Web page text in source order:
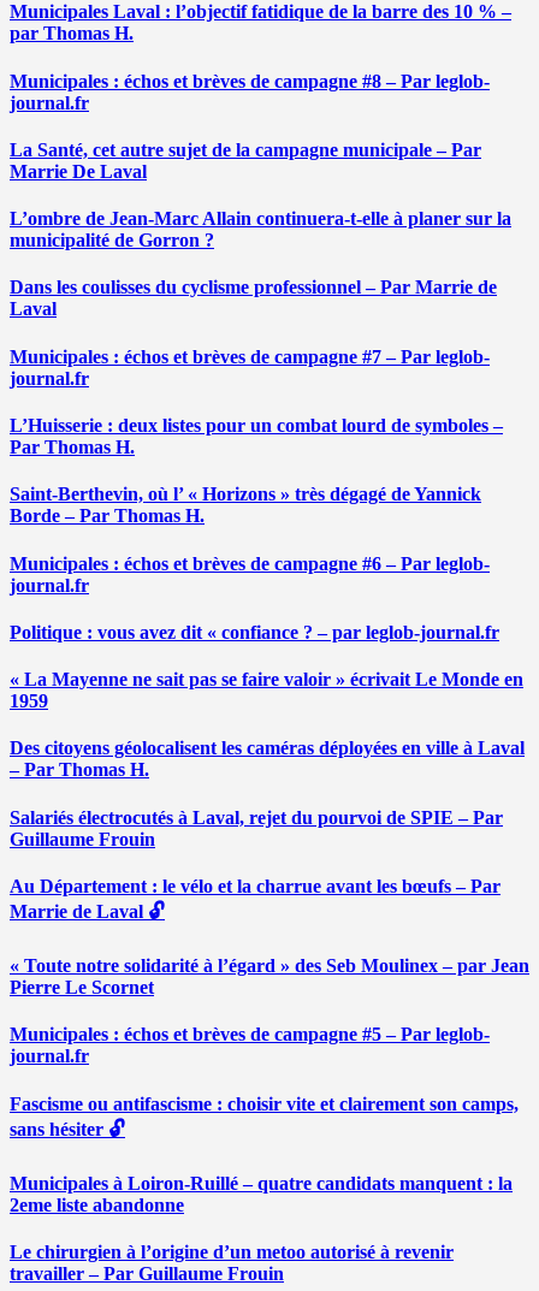
Municipales Laval : l’objectif fatidique de la barre des 10 % –
par Thomas H.
Municipales : échos et brèves de campagne #8 – Par leglob-
journal.fr
La Santé, cet autre sujet de la campagne municipale – Par
Marrie De Laval
L’ombre de Jean-Marc Allain continuera-t-elle à planer sur la
municipalité de Gorron ?
Dans les coulisses du cyclisme professionnel – Par Marrie de
Laval
Municipales : échos et brèves de campagne #7 – Par leglob-
journal.fr
L’Huisserie : deux listes pour un combat lourd de symboles –
Par Thomas H.
Saint-Berthevin, où l’ « Horizons » très dégagé de Yannick
Borde – Par Thomas H.
Municipales : échos et brèves de campagne #6 – Par leglob-
journal.fr
Politique : vous avez dit « confiance ? – par leglob-journal.fr
« La Mayenne ne sait pas se faire valoir » écrivait Le Monde en
1959
Des citoyens géolocalisent les caméras déployées en ville à Laval
– Par Thomas H.
Salariés électrocutés à Laval, rejet du pourvoi de SPIE – Par
Guillaume Frouin
Au Département : le vélo et la charrue avant les bœufs – Par
Marrie de Laval 🔓
« Toute notre solidarité à l’égard » des Seb Moulinex – par Jean
Pierre Le Scornet
Municipales : échos et brèves de campagne #5 – Par leglob-
journal.fr
Fascisme ou antifascisme : choisir vite et clairement son camps,
sans hésiter 🔓
Municipales à Loiron-Ruillé – quatre candidats manquent : la
2eme liste abandonne
Le chirurgien à l’origine d’un metoo autorisé à revenir
travailler – Par Guillaume Frouin